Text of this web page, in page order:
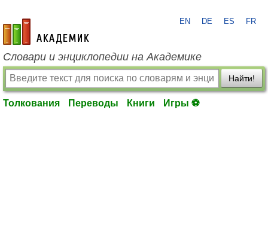
academic.ru
EN DE ES FR
Словари и энциклопедии на Академике
Найти!
Толкования Переводы Книги Игры ⚽